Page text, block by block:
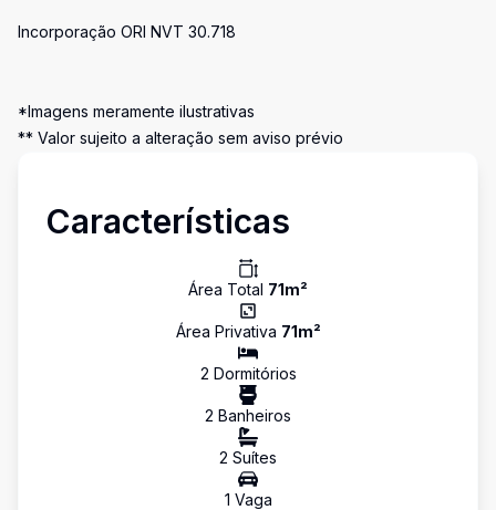
Incorporação ORI NVT 30.718
*Imagens meramente ilustrativas
** Valor sujeito a alteração sem aviso prévio
Características
Área Total 71m²
Área Privativa 71m²
2 Dormitórios
2 Banheiros
2 Suítes
1 Vaga